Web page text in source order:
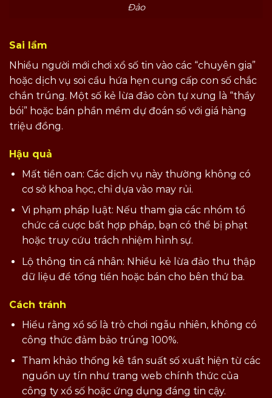
Đảo
Sai lầm
Nhiều người mới chơi xổ số tin vào các “chuyên gia”
hoặc dịch vụ soi cầu hứa hẹn cung cấp con số chắc
chắn trúng. Một số kẻ lừa đảo còn tự xưng là “thầy
bói” hoặc bán phần mềm dự đoán số với giá hàng
triệu đồng.
Hậu quả
Mất tiền oan: Các dịch vụ này thường không có
cơ sở khoa học, chỉ dựa vào may rủi.
Vi phạm pháp luật: Nếu tham gia các nhóm tổ
chức cá cược bất hợp pháp, bạn có thể bị phạt
hoặc truy cứu trách nhiệm hình sự.
Lộ thông tin cá nhân: Nhiều kẻ lừa đảo thu thập
dữ liệu để tống tiền hoặc bán cho bên thứ ba.
Cách tránh
Hiểu rằng xổ số là trò chơi ngẫu nhiên, không có
công thức đảm bảo trúng 100%.
Tham khảo thống kê tần suất số xuất hiện từ các
nguồn uy tín như trang web chính thức của
công ty xổ số hoặc ứng dụng đáng tin cậy.